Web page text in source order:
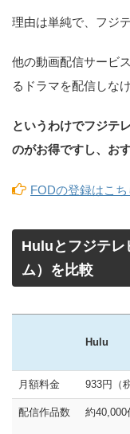
理由は単純で、フジ
他の動画配信サービ
るドラマを配信しな
というわけでフジテ
のがお得ですし、お
FODの登録はこち
Huluとフジテレ
ム）を比較
Hulu
月額料金 933円（
配信作品数 約40,000